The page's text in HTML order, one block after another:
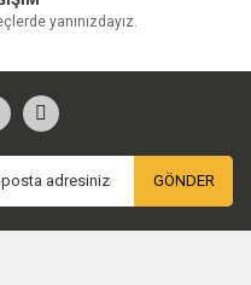
yanınızdayız.
GÖNDER